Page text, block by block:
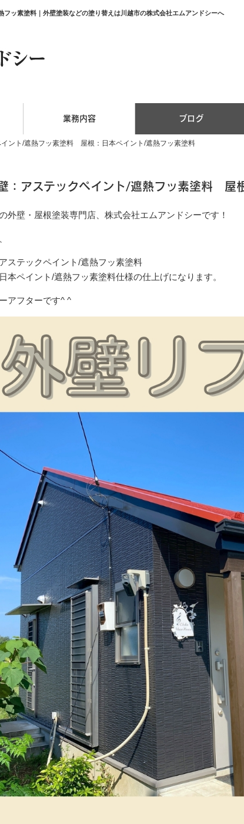
ッ素塗料｜外壁塗装などの塗り替えは川越市の株式会社エムアンドシーへ
業務内容 ブログ
ント/遮熱フッ素塗料 屋根：日本ペイント/遮熱フッ素塗料
：アステックペイント/遮熱フッ素塗料 屋
外壁・屋根塗装専門店、株式会社エムアンドシーです！
ステックペイント/遮熱フッ素塗料
本ペイント/遮熱フッ素塗料仕様の仕上げになります。
アフターです^ ^